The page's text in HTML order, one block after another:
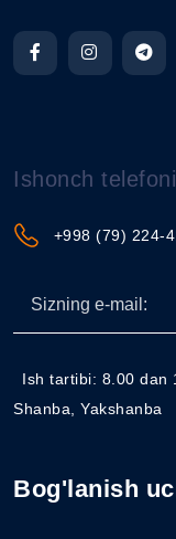
Ishonch
+998 (79) 224-
Ish tartibi: 8.00 dan
Shanba, Yakshanba
Bog'lanish